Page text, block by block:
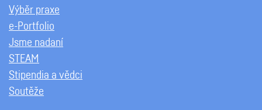
Výběr praxe
e-Portfolio
Jsme nadaní
STEAM
Stipendia a vědci
Soutěže